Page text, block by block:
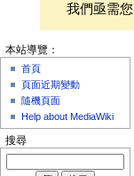
我們亟需
本站導覽：
首頁
頁面近期變動
隨機頁面
Help about MediaWiki
搜尋